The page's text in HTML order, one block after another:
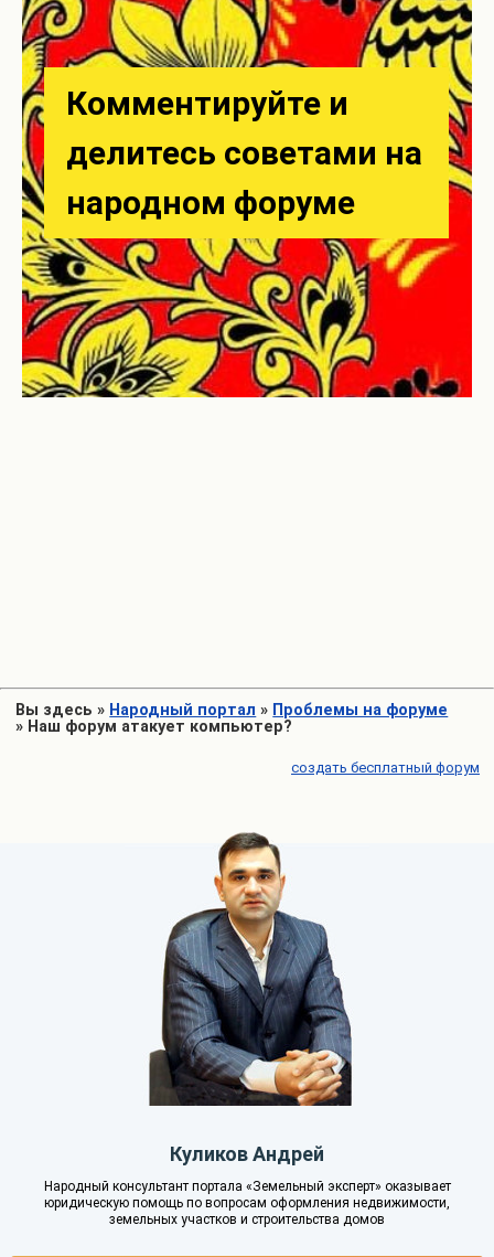
Вы здесь » Народный портал » Проблемы на форуме
» Наш форум атакует компьютер?
создать бесплатный форум
Куликов Андрей
Народный консультант портала «Земельный эксперт» оказывает
юридическую помощь по вопросам оформления недвижимости,
земельных участков и строительства домов